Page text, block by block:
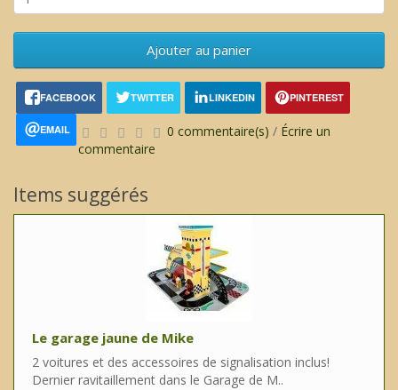
Ajouter au panier
FACEBOOK TWITTER LINKEDIN PINTEREST
EMAIL 0 commentaire(s) / Écrire un
commentaire
Items suggérés
Le garage jaune de Mike
2 voitures et des accessoires de signalisation inclus!
Dernier ravitaillement dans le Garage de M..